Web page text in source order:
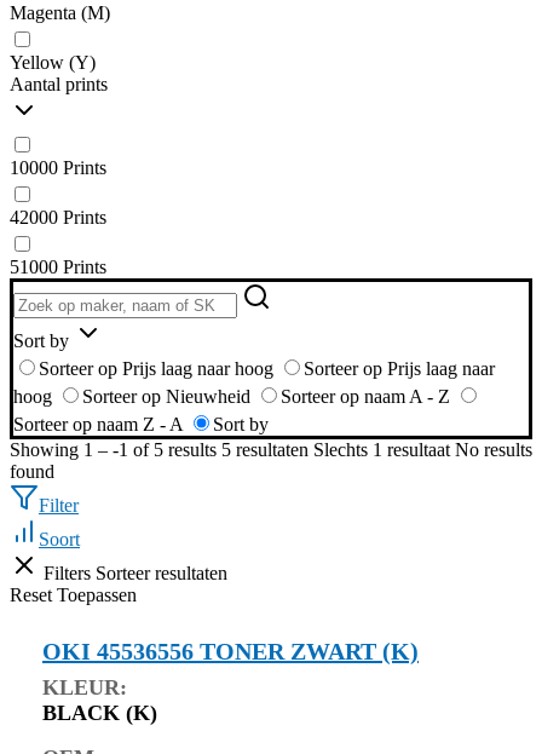
Magenta (M)
Yellow (Y)
Aantal prints
10000 Prints
42000 Prints
51000 Prints
Sort by
Sorteer op Prijs laag naar hoog
Sorteer op Prijs laag naar
hoog
Sorteer op Nieuwheid
Sorteer op naam A - Z
Sorteer op naam Z - A
Sort by
Showing 1 – -1 of 5 results 5 resultaten Slechts 1 resultaat No results
found
Filter
Soort
Filters Sorteer resultaten
Reset Toepassen
OKI 45536556 TONER ZWART (K)
KLEUR:
BLACK (K)